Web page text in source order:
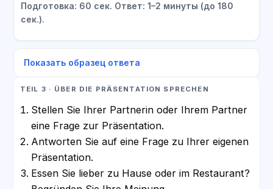
Подготовка: 60 сек. Ответ: 1–2 минуты (до 180
сек.).
Показать образец ответа
TEIL 3 · ÜBER DIE PRÄSENTATION SPRECHEN
Stellen Sie Ihrer Partnerin oder Ihrem Partner
eine Frage zur Präsentation.
Antworten Sie auf eine Frage zu Ihrer eigenen
Präsentation.
Essen Sie lieber zu Hause oder im Restaurant?